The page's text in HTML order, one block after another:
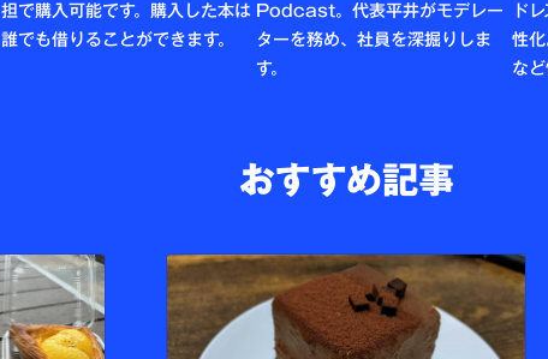
担で購入可能です。購入した本は
誰でも借りることができます。
Podcast。代表平井がモデレー
ターを務め、社員を深掘りしま
す。
ド
性化
など
おすすめ記事